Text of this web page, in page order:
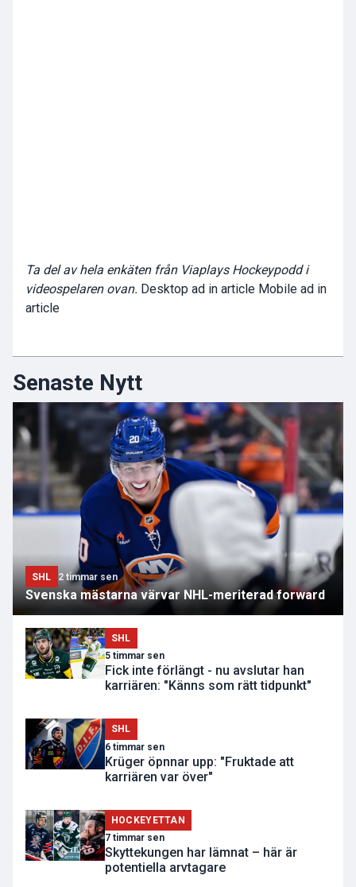
Ta del av hela enkäten från Viaplays Hockeypodd i
videospelaren ovan. Desktop ad in article Mobile ad in
article
Senaste Nytt
SHL 2 timmar sen
Svenska mästarna värvar NHL-meriterad forward
SHL
5 timmar sen
Fick inte förlängt - nu avslutar han
karriären: "Känns som rätt tidpunkt"
SHL
6 timmar sen
Krüger öpnnar upp: "Fruktade att
karriären var över"
HOCKEYETTAN
7 timmar sen
Skyttekungen har lämnat – här är
potentiella arvtagare